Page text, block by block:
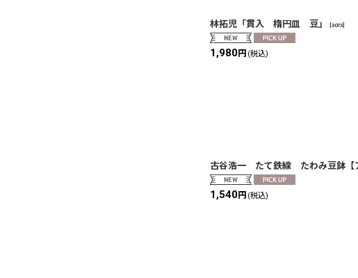
林拓児「貫入 楕円皿 豆」 3073
1,980円 (税込)
古谷浩一 たて鉄線 たわみ豆鉢【
1,540円 (税込)